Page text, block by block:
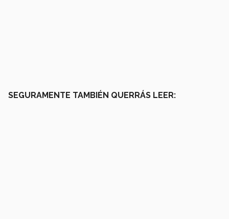
SEGURAMENTE TAMBIÉN QUERRÁS LEER: